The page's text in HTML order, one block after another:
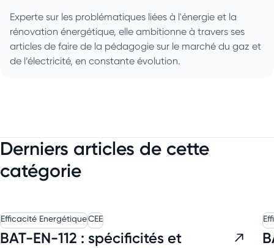
Experte sur les problématiques liées à l'énergie et la
rénovation énergétique, elle ambitionne à travers ses
articles de faire de la pédagogie sur le marché du gaz et
de l’électricité, en constante évolution.
Derniers articles de cette
catégorie
Efficacité EnergétiqueCEE
BAT-EN-112 : spécificités et